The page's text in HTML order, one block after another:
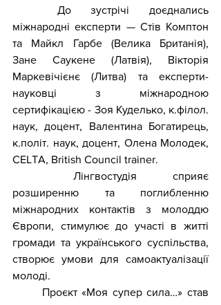
міжнародні експерти — Стів Комптон
та Майкл Гарбе (Велика Британія),
Зане Саукене (Латвія), Вікторія
Маркевічiєнє (Литва) та експерти-
науковці з міжнародною
сертифікацією - Зоя Куделько, к.філол.
наук, доцент, Валентина Богатирець,
к.політ. наук, доцент, Олена Молодек,
CELTA, British Council trainer.
розширенню та поглибленню
міжнародних контактів з молоддю
Європи, стимулює до участі в житті
громади та українського суспільства,
створює умови для самоактуалізації
молоді.